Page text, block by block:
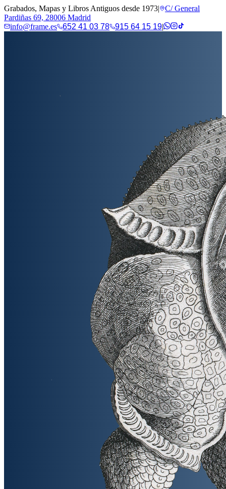
Grabados, Mapas y Libros Antiguos desde 1973|
C/ General
Pardiñas 69, 28006 Madrid
info@frame.es
652 41 03 78 915 64 15 19|